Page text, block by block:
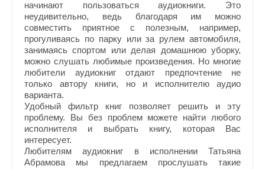
начинают пользоваться аудиокниги. Это
неудивительно, ведь благодаря им можно
совместить приятное с полезным, например,
прогуливаясь по парку или за рулем автомобиля,
занимаясь спортом или делая домашнюю уборку,
можно слушать любимые произведения. Но многие
любители аудиокниг отдают предпочтение не
только автору книги, но и исполнителю аудио
варианта.
Удобный фильтр книг позволяет решить и эту
проблему. Вы без проблем можете найти любого
исполнителя и выбрать книгу, которая Вас
интересует.
Любителям аудиокниг в исполнении Татьяна
Абрамова мы предлагаем прослушать такие